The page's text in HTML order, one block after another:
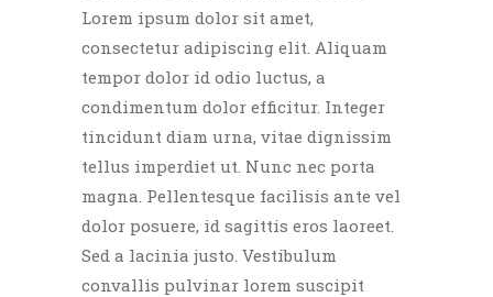
Lorem ipsum dolor sit amet,
consectetur adipiscing elit. Aliquam
tempor dolor id odio luctus, a
condimentum dolor efficitur. Integer
tincidunt diam urna, vitae dignissim
tellus imperdiet ut. Nunc nec porta
magna. Pellentesque facilisis ante vel
dolor posuere, id sagittis eros laoreet.
Sed a lacinia justo. Vestibulum
convallis pulvinar lorem suscipit